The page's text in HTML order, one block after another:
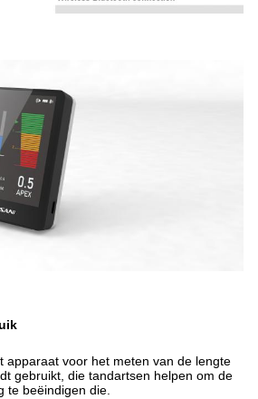
apparaat voor het meten van de lengte
gebruikt, die tandartsen helpen om de
te beëindigen die.